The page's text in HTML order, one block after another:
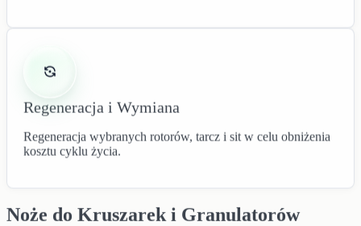
Regeneracja i Wymiana
Regeneracja wybranych rotorów, tarcz i sit w celu obniżenia
kosztu cyklu życia.
Noże do Kruszarek i Granulatorów